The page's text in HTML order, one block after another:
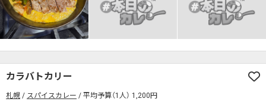
カラバトカリー
札幌 スパイスカレー 平均予算（1人） 1,200円